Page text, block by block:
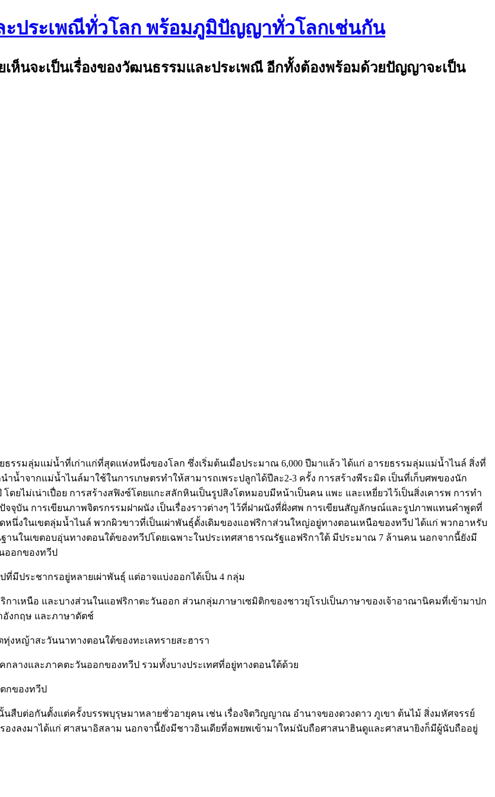
ประเพณีทั่วโลก พร้อมภูมิปัญญาทั่วโลกเช่นกัน
ห็นจะเป็นเรื่องของวัฒนธรรมและประเพณี อีกทั้งต้องพร้อมด้วยปัญญาจะเป็น
รรมลุ่มแม่น้ำที่เก่าแก่ที่สุดแห่งหนึ่งของโลก ซึ่งเริ่มต้นเมื่อประมาณ 6,000 ปีมาแล้ว ได้แก่ อารยธรรมลุ่มแม่น้ำไนล์ สิ่งที่
ำจากแม่น้ำไนล์มาใช้ในการเกษตรทำให้สามารถเพระปลูกได้ปีละ2-3 ครั้ง การสร้างพีระมิด เป็นที่เก็บศพของนัก
ไม่เน่าเปื่อย การสร้างสฟิงซ์โดยแกะสลักหินเป็นรูปสิงโตหมอบมีหน้าเป็นคน แพะ และเหยี่ยวไว้เป็นสิ่งเคารพ การทำ
บัน การเขียนภาพจิตรกรรมฝาผนัง เป็นเรื่องราวต่างๆ ไว้ที่ฝาผนังที่ฝั่งศพ การเขียนสัญลักษณ์และรูปภาพแทนคำพูดที่
นึ่งในเขตลุ่มน้ำไนล์ พวกผิวขาวที่เป็นเผ่าพันธุ์ดั้งเดิมของแอฟริกาส่วนใหญ่อยู่ทางตอนเหนือของทวีป ได้แก่ พวกอาหรับ
นในเขตอบอุ่นทางตอนใต้ของทวีปโดยเฉพาะในประเทศสาธารณรัฐแอฟริกาใต้ มีประมาณ 7 ล้านคน นอกจากนี้ยังมี
ออกของทวีป
มีประชากรอยู่หลายเผ่าพันธุ์ แต่อาจแบ่งออกได้เป็น 4 กลุ่ม
าเหนือ และบางส่วนในแอฟริกาตะวันออก ส่วนกลุ่มภาษาเซมิติกของชาวยุโรปเป็นภาษาของเจ้าอาณานิคมที่เข้ามาปก
อังกฤษ และภาษาดัตช์
งหญ้าสะวันนาทางตอนใต้ของทะเลทรายสะฮารา
ลางและภาคตะวันออกของทวีป รวมทั้งบางประเทศที่อยู่ทางตอนใต้ด้วย
กของทวีป
บต่อกันตั้งแต่ครั้งบรรพบุรุษมาหลายชั่วอายุคน เช่น เรื่องจิตวิญญาณ อำนาจของดวงดาว ภูเขา ต้นไม้ สิ่งมหัศจรรย์
ลงมาได้แก่ ศาสนาอิสลาม นอกจานี้ยังมีชาวอินเดียที่อพยพเข้ามาใหม่นับถือศาสนาฮินดูและศาสนายิงก็มีผู้นับถืออยู่